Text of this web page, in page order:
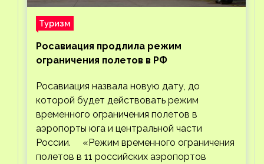
Туризм
Росавиация продлила режим
ограничения полетов в РФ
Росавиация назвала новую дату, до
которой будет действовать режим
временного ограничения полетов в
аэропорты юга и центральной части
России. «Режим временного ограничения
полетов в 11 российских аэропортов